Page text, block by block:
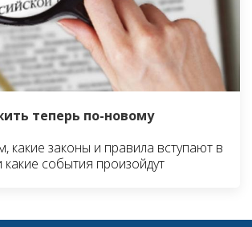
теперь по-новому
какие законы и правила вступают в
события произойдут